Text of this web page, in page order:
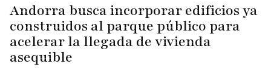
Andorra busca incorporar edificios ya
construidos al parque público para
acelerar la llegada de vivienda
asequible